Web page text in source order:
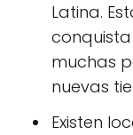
Latina.
muchas
nuevas
Existen